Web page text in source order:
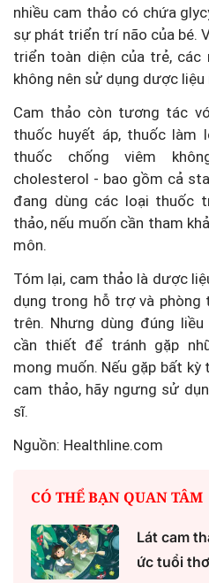
nhiều cam thảo có chứa
sự phát triển trí não của bé.
triển toàn diện của trẻ, các
không nên sử dụng dược liệu
Cam thảo còn tương tác
thuốc huyết áp, thuốc làm
thuốc chống viêm
cholesterol - bao gồm cả
đang dùng các loại thuốc
thảo, nếu muốn cần tham
môn.
Tóm lại, cam thảo là dược
dụng trong hỗ trợ và phòng
trên. Nhưng dùng đúng
cần thiết để tránh gặp
mong muốn. Nếu gặp bất kỳ
cam thảo, hãy ngưng sử
sĩ.
Nguồn: Healthline.com
CÓ THỂ BẠN QUAN TÂM
Lát cam
ức tuổi thơ